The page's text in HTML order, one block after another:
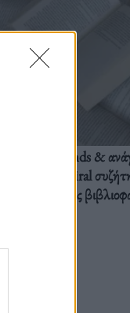
BookTok trends &
διαλόγων: Η viral
τους